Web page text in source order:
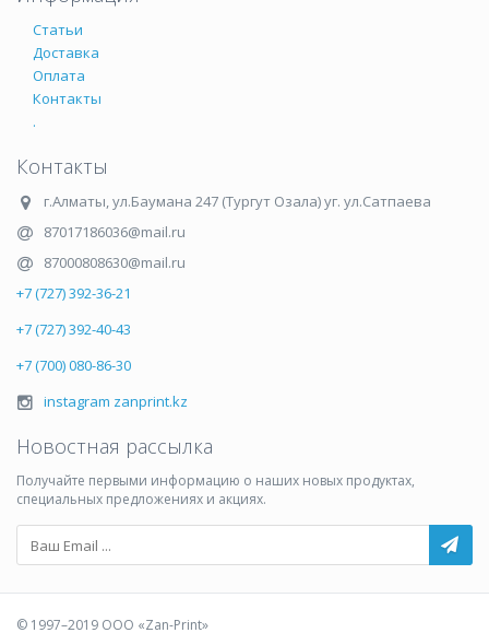
Статьи
Доставка
Оплата
Контакты
.
Контакты
г.Алматы,ул.Баумана 247 (Тургут Озала) уг. ул.Сатпаева
87017186036@mail.ru
87000808630@mail.ru
+7 (727) 392-36-21
+7 (727) 392-40-43
+7 (700) 080-86-30
instagram zanprint.kz
Новостная рассылка
Получайте первыми информацию о наших новых продуктах,
специальных предложениях и акциях.
© 1997–2019 ООО «Zan-Print»